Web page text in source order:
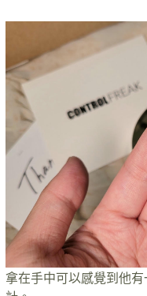
拿在手中可以感覺到他